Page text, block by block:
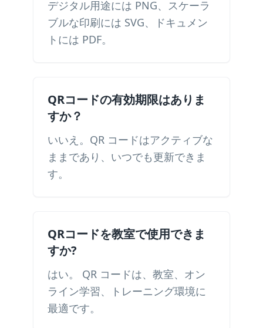
デジタル用途には PNG、スケーラ
ブルな印刷には SVG、ドキュメン
トには PDF。
QRコードの有効期限はありま
すか？
いいえ。QR コードはアクティブな
ままであり、いつでも更新できま
す。
QRコードを教室で使用できま
すか?
はい。 QR コードは、教室、オン
ライン学習、トレーニング環境に
最適です。